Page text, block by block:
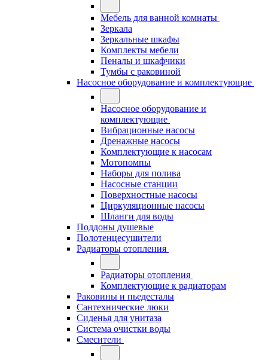
Мебель для ванной комнаты
Зеркала
Зеркальные шкафы
Комплекты мебели
Пеналы и шкафчики
Тумбы с раковиной
Насосное оборудование и комплектующие
Насосное оборудование и
комплектующие
Вибрационные насосы
Дренажные насосы
Комплектующие к насосам
Мотопомпы
Наборы для полива
Насосные станции
Поверхностные насосы
Циркуляционные насосы
Шланги для воды
Поддоны душевые
Полотенцесушители
Радиаторы отопления
Радиаторы отопления
Комплектующие к радиаторам
Раковины и пьедесталы
Сантехнические люки
Сиденья для унитаза
Система очистки воды
Смесители